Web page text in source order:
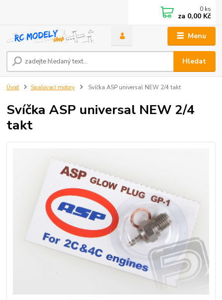
Menu
Hledat
0 ks
za 0,00 Kč
Úvod Spalovací motory Svíčka ASP universal NEW 2/4 takt
Svíčka ASP universal NEW 2/4
takt